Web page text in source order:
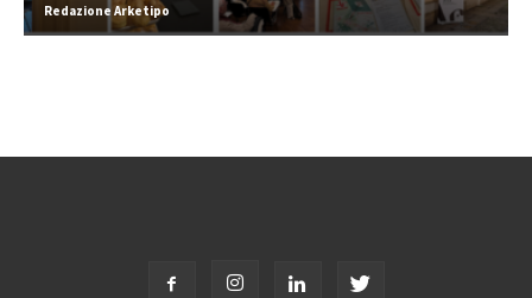
Redazione Arketipo